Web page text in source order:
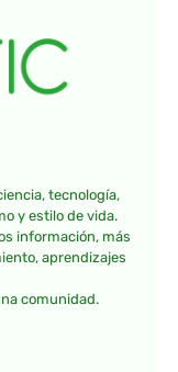
tecnología,
y estilo de vida.
información, más
aprendizajes
comunidad.